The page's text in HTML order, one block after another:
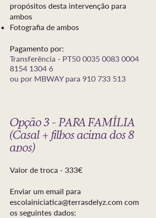
propósitos desta intervenção para
ambos
Fotografia de ambos
Pagamento por:
Transferência - PT50 0035 0083 0004
8154 1304 6
ou por MBWAY para 910 733 513
Opção 3 - PARA FAMÍLIA
(Casal + filhos acima dos 8
anos)
Valor de troca - 333€
Enviar um email para
escolainiciatica@terrasdelyz.com com
os seguintes dados: